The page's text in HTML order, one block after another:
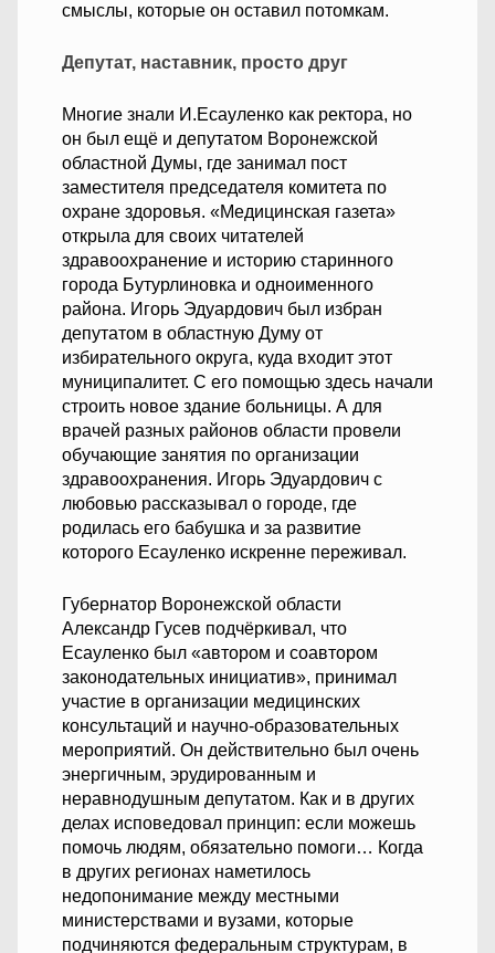
смыслы, которые он оставил потомкам.
Депутат, наставник, просто друг
Многие знали И.Есауленко как ректора, но
он был ещё и депутатом Воронежской
областной Думы, где занимал пост
заместителя председателя комитета по
охране здоровья. «Медицинская газета»
открыла для своих читателей
здравоохранение и историю старинного
города Бутурлиновка и одноименного
района. Игорь Эдуардович был избран
депутатом в областную Думу от
избирательного округа, куда входит этот
муниципалитет. С его помощью здесь начали
строить новое здание больницы. А для
врачей разных районов области провели
обучающие занятия по организации
здравоохранения. Игорь Эдуардович с
любовью рассказывал о городе, где
родилась его бабушка и за развитие
которого Есауленко искренне переживал.
Губернатор Воронежской области
Александр Гусев подчёркивал, что
Есауленко был «автором и соавтором
законодательных инициатив», принимал
участие в организации медицинских
консультаций и научно-образовательных
мероприятий. Он действительно был очень
энергичным, эрудированным и
неравнодушным депутатом. Как и в других
делах исповедовал принцип: если можешь
помочь людям, обязательно помоги… Когда
в других регионах наметилось
недопонимание между местными
министерствами и вузами, которые
подчиняются федеральным структурам, в